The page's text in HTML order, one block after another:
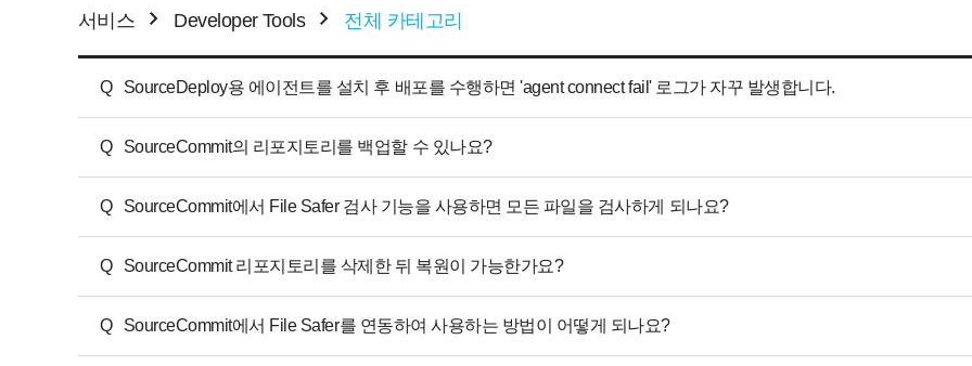
서비스 Developer Tools 전체 카테고리
Q SourceDeploy용 에이전트를 설치 후 배포를 수행하면 'agent connect fail' 로그가 자꾸 발생합니다.
Q SourceCommit의 리포지토리를 백업할 수 있나요?
Q SourceCommit에서 File Safer 검사 기능을 사용하면 모든 파일을 검사하게 되나요?
Q SourceCommit 리포지토리를 삭제한 뒤 복원이 가능한가요?
Q SourceCommit에서 File Safer를 연동하여 사용하는 방법이 어떻게 되나요?